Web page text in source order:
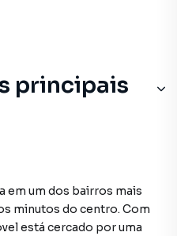
principais
em um dos bairros mais
minutos do centro. Com
está cercado por uma